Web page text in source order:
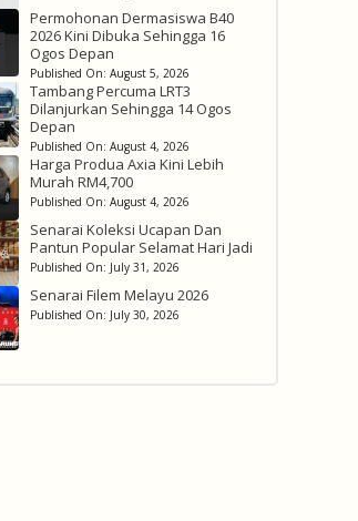
Permohonan Dermasiswa B40
2026 Kini Dibuka Sehingga 16
Ogos Depan
Published On: August 5, 2026
Tambang Percuma LRT3
Dilanjurkan Sehingga 14 Ogos
Depan
Published On: August 4, 2026
Harga Produa Axia Kini Lebih
Murah RM4,700
Published On: August 4, 2026
Senarai Koleksi Ucapan Dan
Pantun Popular Selamat Hari Jadi
Published On: July 31, 2026
Senarai Filem Melayu 2026
Published On: July 30, 2026